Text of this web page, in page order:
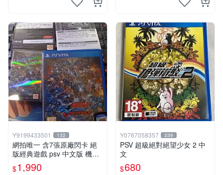
Y9199433501 132
網拍唯一 含7張原廠閃卡 絕
版經典遊戲 psv 中文版 機動
戰士 鋼彈 極限VS. FORCE
$1,990
Y0767058357 339
PSV 超級絕對絕望少女 2 中
文
$680